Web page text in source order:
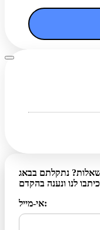
כיתבו לנו ונענה בהקדם
אי-מייל: